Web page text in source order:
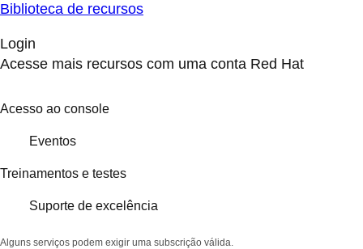
Biblioteca de recursos
Login
Acesse mais recursos com uma conta Red Hat
Acesso ao console
Eventos
Treinamentos e testes
Suporte de excelência
Alguns serviços podem exigir uma subscrição válida.